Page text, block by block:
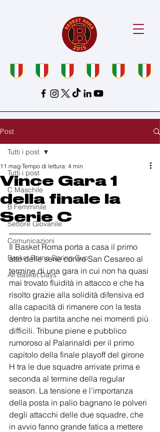
Post
Tutti i post
C Maschile
B Femminile
Settore Giovanile
Comunicazioni
Basket Roma Spring Cup
All Basket Days
Tutti i post
Vince Gara 1
della finale la
Serie C
11 mag Tempo di lettura: 4 min
Il Basket Roma porta a casa il primo
atto delle serie contro San Cesareo al
termine di una gara in cui non ha quasi
mai trovato fluidità in attacco e che ha
risolto grazie alla solidità difensiva ed
alla capacità di rimanere con la testa
dentro la partita anche nei momenti più
difficili. Tribune piene e pubblico
rumoroso al Palarinaldi per il primo
capitolo della finale playoff del girone
H tra le due squadre arrivate prima e
seconda al termine della regular
season. La tensione e l’importanza
della posta in palio bagnano le polveri
degli attacchi delle due squadre, che
in avvio fanno grande fatica a mettere